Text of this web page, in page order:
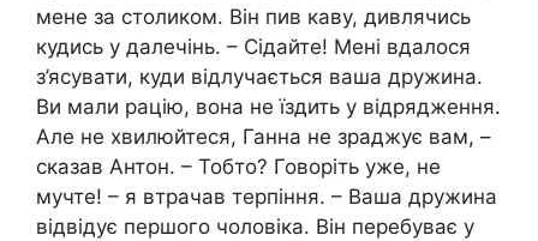
мене за столиком. Він пив каву, дивлячись
кудись у далечінь. – Сідайте! Мені вдалося
з’ясувати, куди відлучається ваша дружина.
Ви мали рацію, вона не їздить у відрядження.
Але не хвилюйтеся, Ганна не зраджує вам, –
сказав Антон. – Тобто? Говоріть уже, не
мучте! – я втрачав терпіння. – Ваша дружина
відвідує першого чоловіка. Він перебуває у